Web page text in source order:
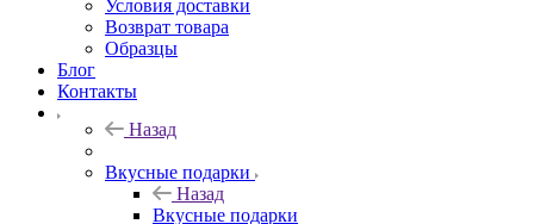
Условия доставки
Возврат товара
Образцы
Блог
Контакты
Назад
Вкусные подарки
Назад
Вкусные подарки